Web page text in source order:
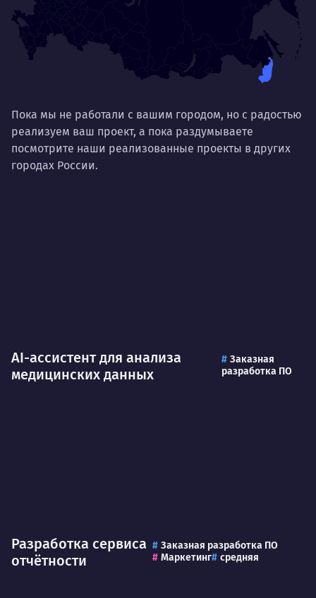
Пока мы не работали с вашим городом, но с радостью
реализуем ваш проект, а пока раздумываете
посмотрите наши реализованные проекты в других
городах России.
AI-ассистент для анализа
медицинских данных
Заказная
разработка ПО
Разработка сервиса
отчётности
Заказная разработка ПО
Маркетинг
средняя